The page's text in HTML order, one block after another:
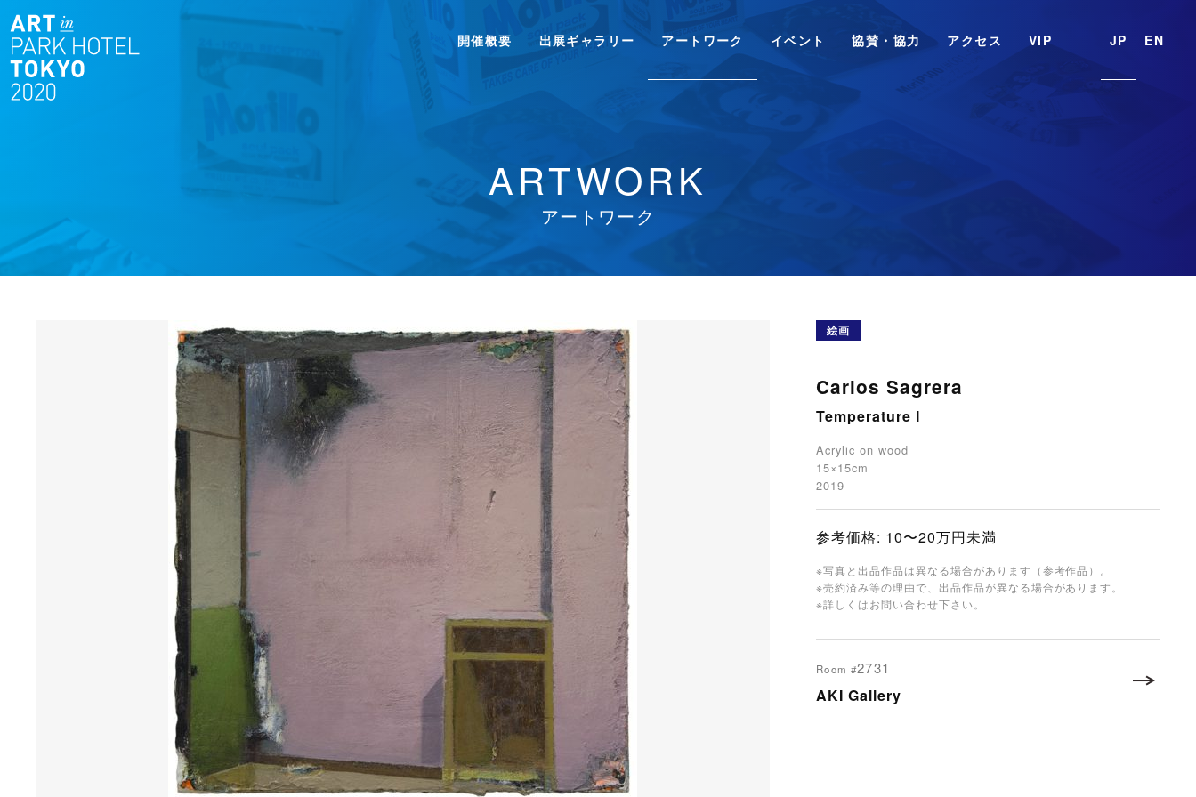
開催概要 出展ギャラリー アートワーク イベント 協賛・協力 アクセス VIP JP EN
ARTWORK
アートワーク
絵画
Carlos Sagrera
Temperature I
Acrylic on wood
15×15cm
2019
参考価格: 10〜20万円未満
※写真と出品作品は異なる場合があります（参考作品）。
※売約済み等の理由で、出品作品が異なる場合があります。
※詳しくはお問い合わせ下さい。
Room #2731
AKI Gallery